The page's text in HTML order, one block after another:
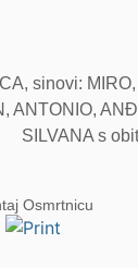
sinovi:
ANTONIO,
SILVANA s
Osmrtnicu